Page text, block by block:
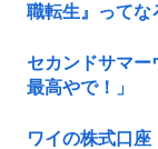
職転生』ってな
セカンドサマ
最高やで！」
ワイの株式口